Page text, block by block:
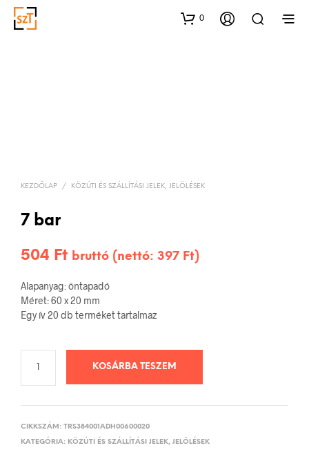
0
KEZDŐLAP / KÖZÚTI ÉS SZÁLLÍTÁSI JELEK, JELÖLÉSEK
7 bar
504 Ft bruttó (nettó: 397 Ft)
Alapanyag: öntapadó
Méret: 60 x 20 mm
Egy ív 20 db terméket tartalmaz
KOSÁRBA TESZEM
CIKKSZÁM: TRS384001ADH00600020
KATEGÓRIA: KÖZÚTI ÉS SZÁLLÍTÁSI JELEK, JELÖLÉSEK